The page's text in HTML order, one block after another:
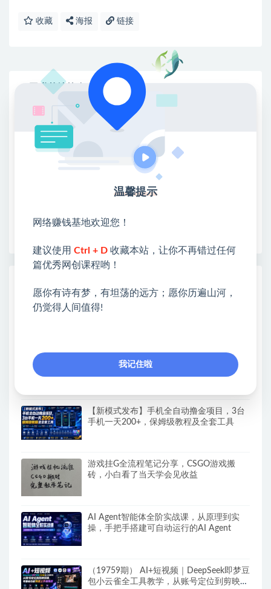
收藏 海报 链接
网赚基地简介
站长微信：无
❤本站：本站整合多方资源站，主要面向互联网创业
类&副业类，资源丰富 物超所值。
❤能助您：找项目 + 低成本创业 + 减少信息差 + 见识
各种项目 + 提升网创认知。
❤本站为众多团队提供了重要价值，也为众多创业者
开启网络之门，广受好评！
早为您提供丰盛价值。祝您前程似锦！
AI+PPT设计变现实战训练营，我们派单，
（19760期）全自动番茄挂机玩法，日入
300+，操作门槛低，一台电脑即可开展
【新模式发布】手机全自动撸金项目，3台
手机一天200+，保姆级教程及全套工具
游戏挂G全流程笔记分享，CSGO游戏搬
砖，小白看了当天学会见收益
AI Agent智能体全阶实战课，从原理到实
操，手把手搭建可自动运行的AI Agent
（19759期） AI+短视频｜DeepSeek即梦豆
包小云雀全工具教学，从账号定位到剪映剪
温馨提示
网络赚钱基地欢迎您！
建议使用 Ctrl + D 收藏本站，让你不再错过任何
篇优秀网创课程哟！
愿你有诗有梦，有坦荡的远方；愿你历遍山河，
仍觉得人间值得!
我记住啦